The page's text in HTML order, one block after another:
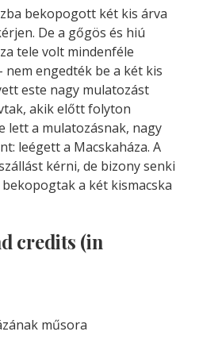
bekopogott két kis árva
De a gőgös és hiú
tele volt mindenféle
engedték be a két kis
este nagy mulatozást
akik előtt folyton
lett a mulatozásnak, nagy
leégett a Macskaháza. A
kérni, de bizony senki
a két kismacska
credits (in
műsora